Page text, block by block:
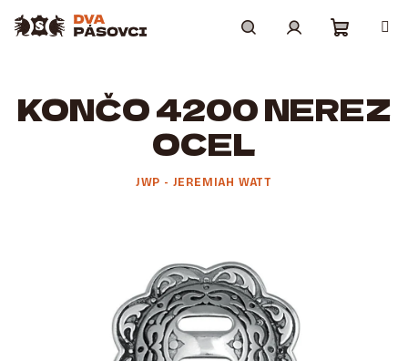
košík
KONČO 4200 NEREZ
OCEL
JWP - JEREMIAH WATT